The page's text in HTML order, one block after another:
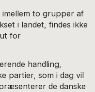
imellem to grupper af
i landet, findes ikke
for
handling,
partier, som i dag vil
de danske